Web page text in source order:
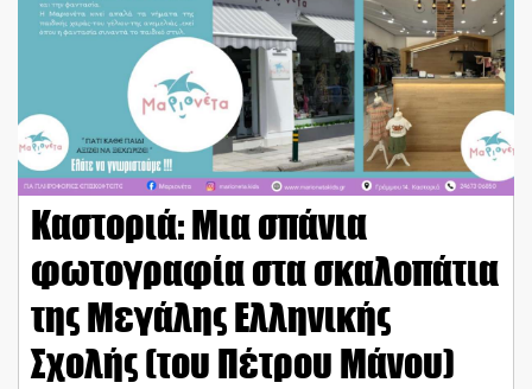
Καστοριά: Μια σπάνια
φωτογραφία στα σκαλοπάτια
της Μεγάλης Ελληνικής
Σχολής (του Πέτρου Μάνου)